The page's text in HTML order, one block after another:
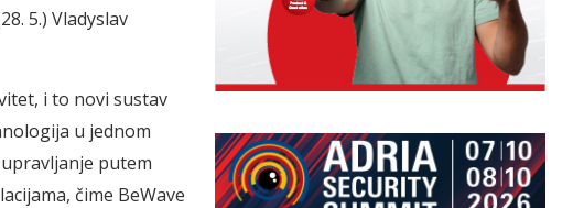
5.) Vladyslav
i to novi sustav
u jednom
putem
čime BeWave